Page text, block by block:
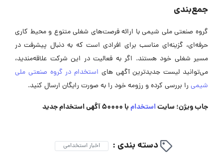
جمع‌بندی
گروه صنعتی ملی شیمی با ارائه فرصت‌های شغلی متنوع و محیط کاری
حرفه‌ای، گزینه‌ای مناسب برای افرادی است که به دنبال پیشرفت در
مسیر شغلی خود هستند. اگر به فعالیت در این شرکت علاقه‌مندید،
می‌توانید لیست جدیدترین آگهی های استخدام در گروه صنعتی ملی
شیمی را بررسی کرده و رزومه خود را به صورت رایگان ارسال کنید.
جاب ویژن؛ سایتاستخدامبا 50000 آگهی استخدام جدید
دسته بندی : اخبار استخدامی